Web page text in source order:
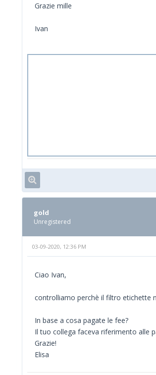
Grazie mille
Ivan
gold
Unregistered
03-09-2020, 12:36 PM
Ciao Ivan,
controlliamo perchè il filtro etichette
In base a cosa pagate le fee?
Il tuo collega faceva riferimento alle
Grazie!
Elisa